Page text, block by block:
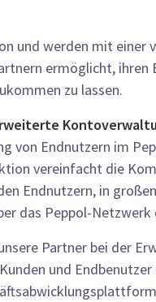
und werden mit einer
ermöglicht,
zu lassen.
von Endnutzern im
vereinfacht die
Endnutzern, in
das Peppol-Netzwerk
Partner bei der
und